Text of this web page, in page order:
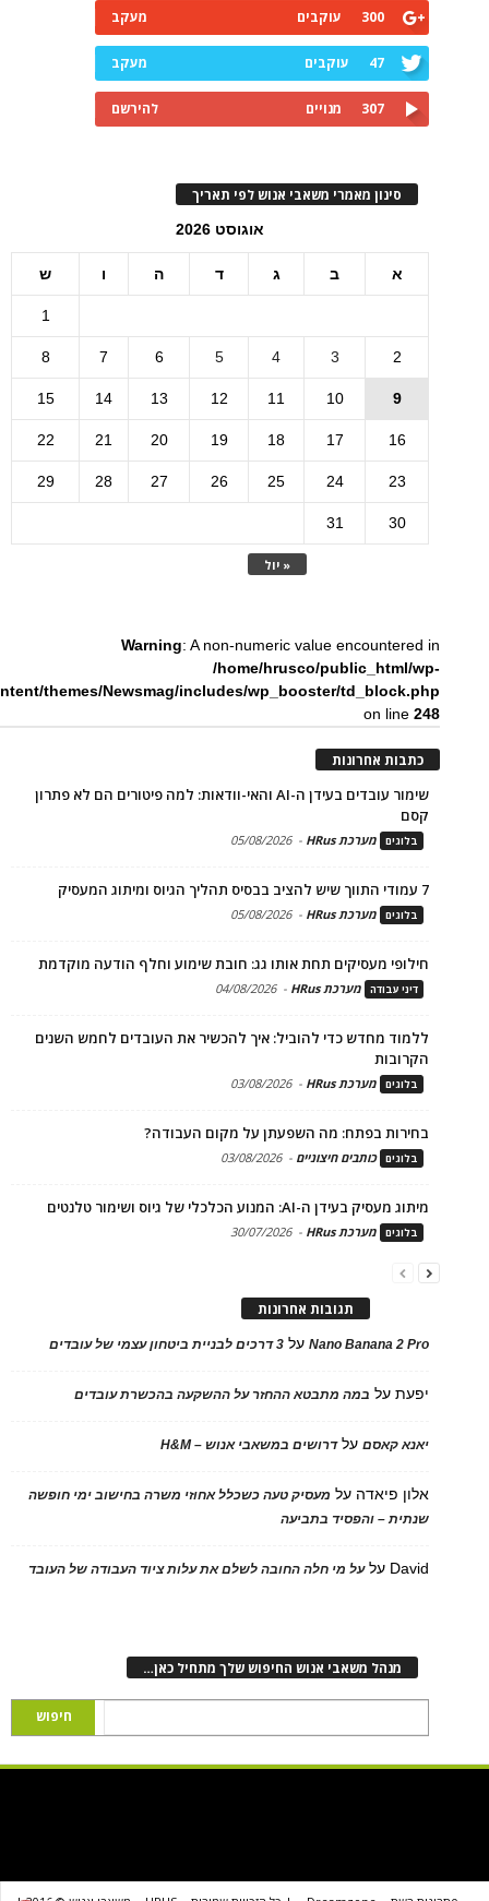
300 עוקבים מעקב
47 עוקבים מעקב
307 מנויים להירשם
סינון מאמרי משאבי אנוש לפי תאריך
אוגוסט 2026
א ב ג ד ה ו ש
« יול
1
2
3
4
5
6
7
8
9
10
11
12
13
14
15
16
17
18
19
20
21
22
23
24
25
26
27
28
29
30
31
Warning: A non-numeric value encountered in
/home/hrusco/public_html/wp-
themes/Newsmag/includes/wp_booster/td_block.php
on line248
כתבות אחרונות
שימור עובדים בעידן ה-AI והאי-וודאות: למה פיטורים הם לא פתרון
קסם
בלוגים מערכת HRus -
05/08/2026
7 עמודי התווך שיש להציב בבסיס תהליך הגיוס ומיתוג המעסיק
בלוגים מערכת HRus -
05/08/2026
חילופי מעסיקים תחת אותו גג: חובת שימוע וחלף הודעה מוקדמת
דיני עבודה מערכת HRus -
04/08/2026
ללמוד מחדש כדי להוביל: איך להכשיר את העובדים לחמש השנים
הקרובות
בלוגים מערכת HRus -
03/08/2026
בחירות בפתח: מה השפעתן על מקום העבודה?
בלוגים כותבים חיצוניים -
03/08/2026
מיתוג מעסיק בעידן ה-AI: המנוע הכלכלי של גיוס ושימור טלנטים
בלוגים מערכת HRus -
30/07/2026
תגובות אחרונות
Nano Banana 2 Proעל 3 דרכים לבניית ביטחון עצמי של עובדים
יפעתעל במה מתבטא ההחזר על ההשקעה בהכשרת עובדים
יאנא קאסםעלדרושים במשאבי אנוש – H&M
אלון פיאדה על מעסיק טעה כשכלל אחוזי משרה בחישוב ימי חופשה
שנתית – והפסיד בתביעה
David עלעל מי חלה החובה לשלם את עלות ציוד העבודה של העובד
מנהל משאבי אנוש החיפוש שלך מתחיל כאן…